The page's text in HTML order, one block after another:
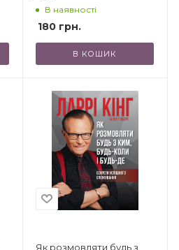
В наявності
180грн.
В КОШИК
Як розмовляти будь з